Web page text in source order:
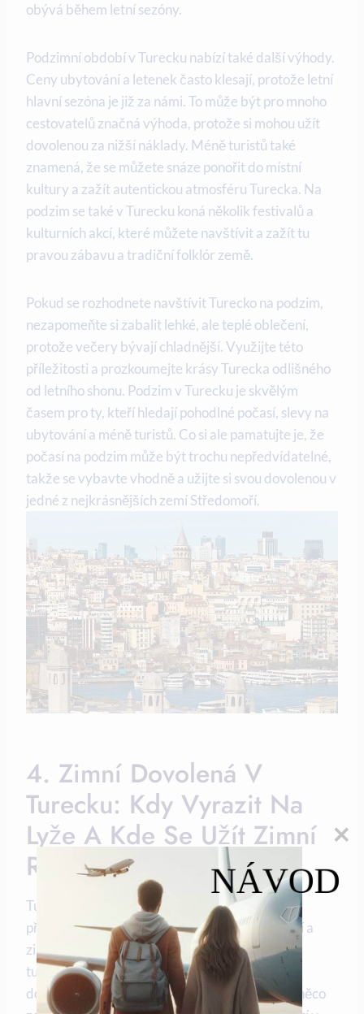
obývá během letní sezóny.
Podzimní období v Turecku nabízí také další výhody.
Ceny ubytování a letenek často klesají, protože letní
hlavní sezóna je již za námi. To může být pro mnoho
cestovatelů značná výhoda, protože si mohou užít
dovolenou za nižší náklady. Méně turistů také
znamená, že se můžete snáze ponořit do místní
kultury a zažít autentickou atmosféru Turecka. Na
podzim se také v Turecku koná několik festivalů a
kulturních akcí, které můžete navštívit a zažít tu
pravou zábavu a tradiční folklór země.
Pokud se rozhodnete navštívit Turecko na podzim,
nezapomeňte si zabalit lehké, ale teplé oblečení,
protože večery bývají chladnější. Využijte této
příležitosti a prozkoumejte krásy Turecka odlišného
od letního shonu. Podzim v Turecku je skvělým
časem pro ty, kteří hledají pohodlné počasí, slevy na
ubytování a méně turistů. Co si ale pamatujte je, že
počasí na podzim může být trochu nepředvídatelné,
takže se vybavte vhodně a užijte si svou dovolenou v
jedné z nejkrásnějších zemí Středomoří.
4. Zimní Dovolená V
Turecku: Kdy Vyrazit Na
Lyže A Kde Se Užít Zimní
Radovánky
Turecko není obvykle prvním místem, které si
představíte pro zimní dovolenou plnou lyžování a
zimních radovánek. Avšak, tento vzrušující
turistický cíl nabízí skvělé možnosti pro zimní
dovolenou, především pro ty, kteří chtějí zažít něco
NÁVOD